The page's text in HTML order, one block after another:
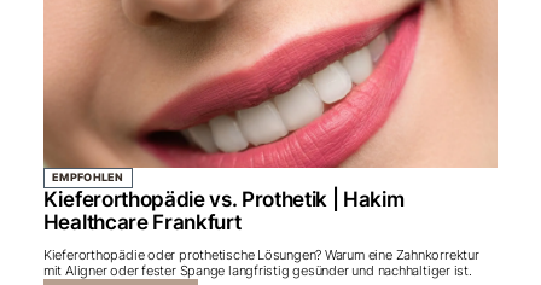
EMPFOHLEN
Kieferorthopädie vs. Prothetik | Hakim
Healthcare Frankfurt
Kieferorthopädie oder prothetische Lösungen? Warum eine Zahnkorrektur
mit Aligner oder fester Spange langfristig gesünder und nachhaltiger ist.